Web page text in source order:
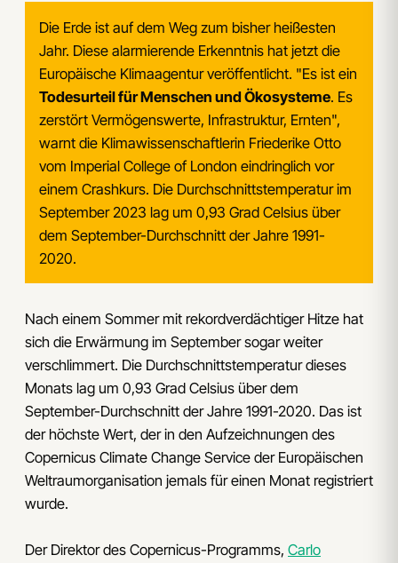
Die Erde ist auf dem Weg zum bisher heißesten
Jahr. Diese alarmierende Erkenntnis hat jetzt die
Europäische Klimaagentur veröffentlicht. "Es ist ein
Todesurteil für Menschen und Ökosysteme. Es
zerstört Vermögenswerte, Infrastruktur, Ernten",
warnt die Klimawissenschaftlerin Friederike Otto
vom Imperial College of London eindringlich vor
einem Crashkurs. Die Durchschnittstemperatur im
September 2023 lag um 0,93 Grad Celsius über
dem September-Durchschnitt der Jahre 1991-
2020.
Nach einem Sommer mit rekordverdächtiger Hitze hat
sich die Erwärmung im September sogar weiter
verschlimmert. Die Durchschnittstemperatur dieses
Monats lag um 0,93 Grad Celsius über dem
September-Durchschnitt der Jahre 1991-2020. Das ist
der höchste Wert, der in den Aufzeichnungen des
Copernicus Climate Change Service der Europäischen
Weltraumorganisation jemals für einen Monat registriert
wurde.
Der Direktor des Copernicus-Programms, Carlo